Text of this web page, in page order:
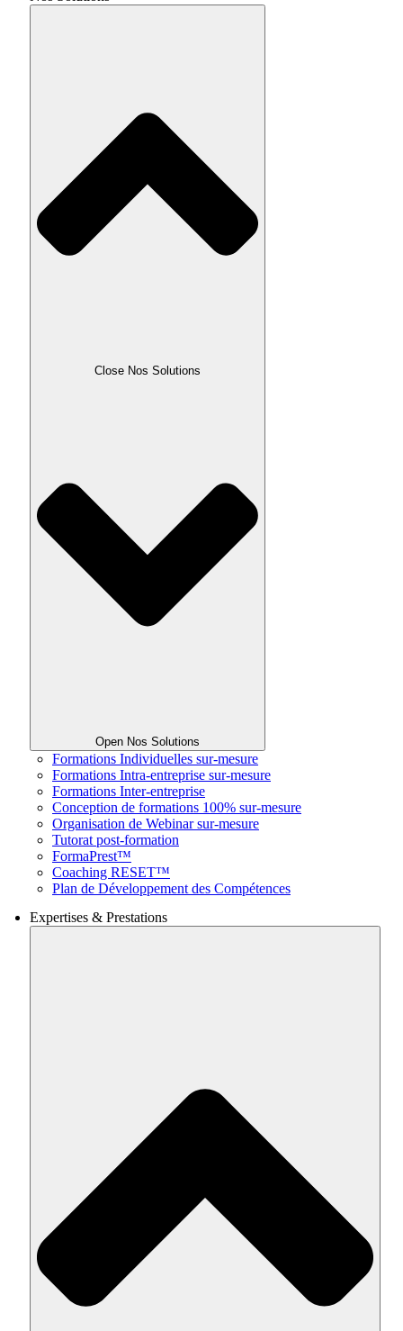
Close Nos Solutions
Open Nos Solutions
Formations Individuelles sur-mesure
Formations Intra-entreprise sur-mesure
Formations Inter-entreprise
Conception de formations 100% sur-mesure
Organisation de Webinar sur-mesure
Tutorat post-formation
FormaPrest™
Coaching RESET™
Plan de Développement des Compétences
Expertises & Prestations